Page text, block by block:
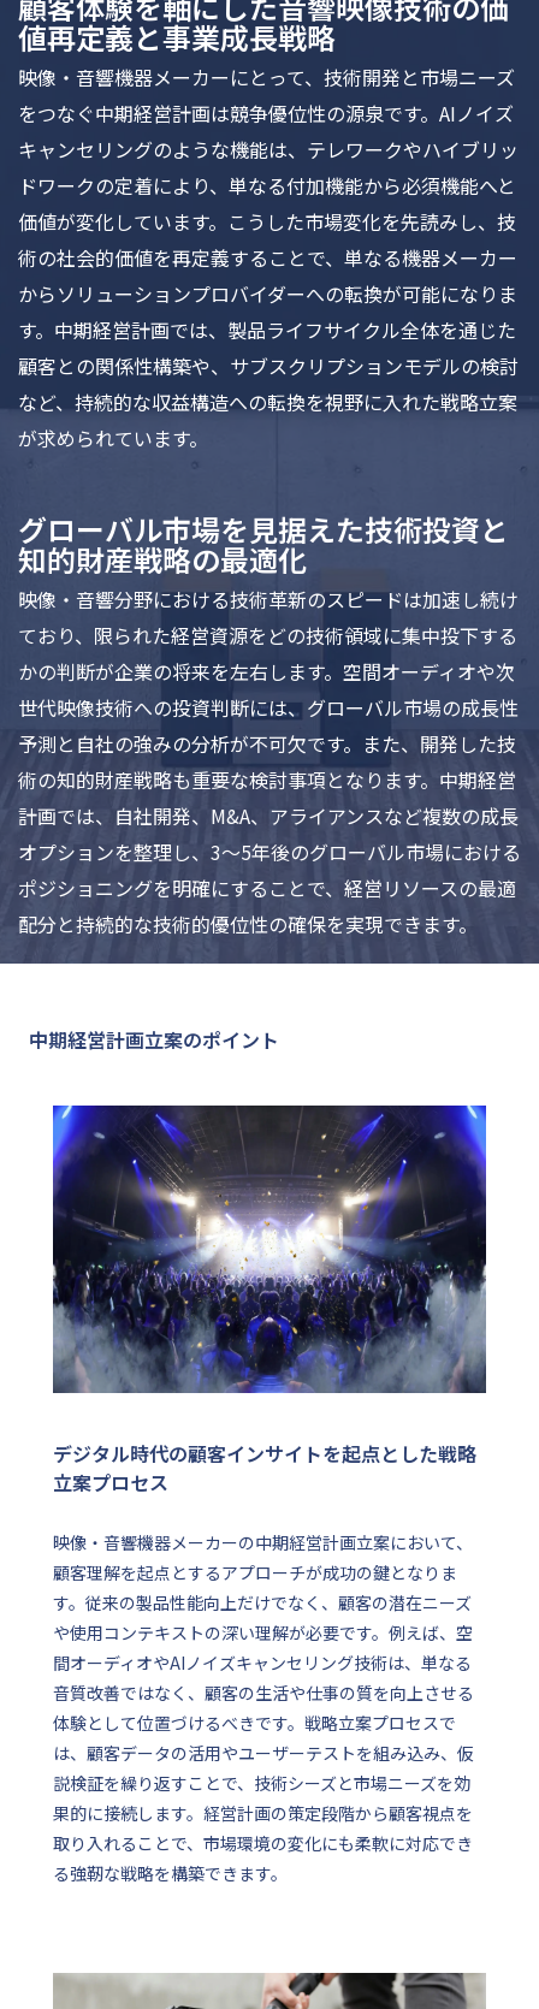
値再定義と事業成長戦略
映像・音響機器メーカーにとって、技術開発と市場ニーズ
をつなぐ中期経営計画は競争優位性の源泉です。AIノイズ
キャンセリングのような機能は、テレワークやハイブリッ
ドワークの定着により、単なる付加機能から必須機能へと
価値が変化しています。こうした市場変化を先読みし、技
術の社会的価値を再定義することで、単なる機器メーカー
からソリューションプロバイダーへの転換が可能になりま
す。中期経営計画では、製品ライフサイクル全体を通じた
顧客との関係性構築や、サブスクリプションモデルの検討
など、持続的な収益構造への転換を視野に入れた戦略立案
が求められています。
グローバル市場を見据えた技術投資と
知的財産戦略の最適化
映像・音響分野における技術革新のスピードは加速し続け
ており、限られた経営資源をどの技術領域に集中投下する
かの判断が企業の将来を左右します。空間オーディオや次
世代映像技術への投資判断には、グローバル市場の成長性
予測と自社の強みの分析が不可欠です。また、開発した技
術の知的財産戦略も重要な検討事項となります。中期経営
計画では、自社開発、M&A、アライアンスなど複数の成長
オプションを整理し、3〜5年後のグローバル市場における
ポジショニングを明確にすることで、経営リソースの最適
配分と持続的な技術的優位性の確保を実現できます。
中期経営計画立案のポイント
デジタル時代の顧客インサイトを起点とした戦略
立案プロセス
映像・音響機器メーカーの中期経営計画立案において、
顧客理解を起点とするアプローチが成功の鍵となりま
す。従来の製品性能向上だけでなく、顧客の潜在ニーズ
や使用コンテキストの深い理解が必要です。例えば、空
間オーディオやAIノイズキャンセリング技術は、単なる
音質改善ではなく、顧客の生活や仕事の質を向上させる
体験として位置づけるべきです。戦略立案プロセスで
は、顧客データの活用やユーザーテストを組み込み、仮
説検証を繰り返すことで、技術シーズと市場ニーズを効
果的に接続します。経営計画の策定段階から顧客視点を
取り入れることで、市場環境の変化にも柔軟に対応でき
る強靭な戦略を構築できます。